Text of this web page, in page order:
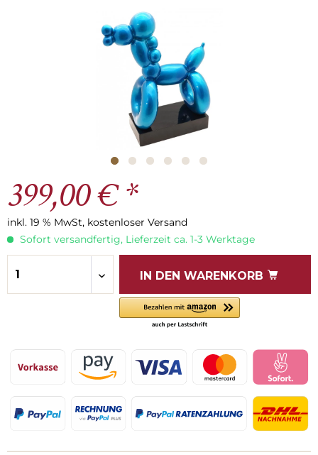
399,00 € *
inkl. 19 % MwSt, kostenloser Versand
Sofort versandfertig, Lieferzeit ca. 1-3 Werktage
IN DEN WARENKORB